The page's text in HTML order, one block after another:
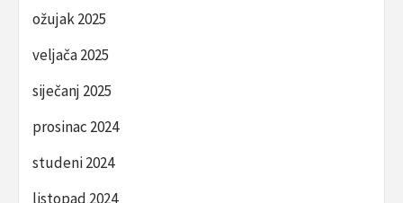
ožujak 2025
veljača 2025
siječanj 2025
prosinac 2024
studeni 2024
listopad 2024